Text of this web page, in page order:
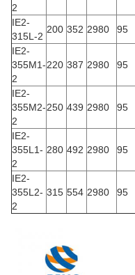
2
IE2-
315L-2
200 352 2980 95
IE2-
355M1-
2
220 387 2980 95
IE2-
355M2-
2
250 439 2980 95
IE2-
355L1-
2
280 492 2980 95
IE2-
355L2-
2
315 554 2980 95